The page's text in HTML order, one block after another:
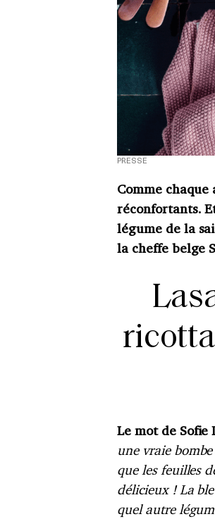
PRESSE
Comme
réconfortants.
légume de la
la cheffe belge
Le mot de Sofie
une vraie
que les feuilles
délicieux ! La
quel autre